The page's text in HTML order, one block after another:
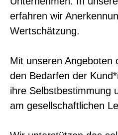
erfahren wir
Wertschätzung.
Mit unseren Angeboten
den Bedarfen der
ihre Selbstbestimmung
am gesellschaftlichen